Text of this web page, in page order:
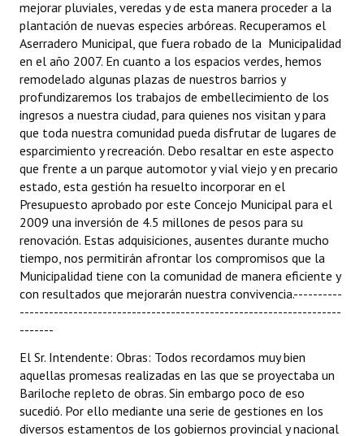
mejorar pluviales, veredas y de esta manera proceder a la
plantación de nuevas especies arbóreas. Recuperamos el
Aserradero Municipal, que fuera robado de la Municipalidad
en el año 2007. En cuanto a los espacios verdes, hemos
remodelado algunas plazas de nuestros barrios y
profundizaremos los trabajos de embellecimiento de los
ingresos a nuestra ciudad, para quienes nos visitan y para
que toda nuestra comunidad pueda disfrutar de lugares de
esparcimiento y recreación. Debo resaltar en este aspecto
que frente a un parque automotor y vial viejo y en precario
estado, esta gestión ha resuelto incorporar en el
Presupuesto aprobado por este Concejo Municipal para el
2009 una inversión de 4.5 millones de pesos para su
renovación. Estas adquisiciones, ausentes durante mucho
tiempo, nos permitirán afrontar los compromisos que la
Municipalidad tiene con la comunidad de manera eficiente y
con resultados que mejorarán nuestra convivencia.----------
------------------------------------------------------------------
-------
El Sr. Intendente: Obras: Todos recordamos muy bien
aquellas promesas realizadas en las que se proyectaba un
Bariloche repleto de obras. Sin embargo poco de eso
sucedió. Por ello mediante una serie de gestiones en los
diversos estamentos de los gobiernos provincial y nacional